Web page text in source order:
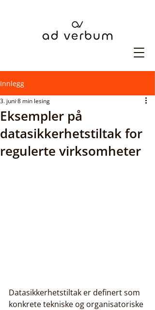
Innlegg
Eksempler på
datasikkerhetstiltak for
regulerte virksomheter
3. juni 8 min lesing
Datasikkerhetstiltak er definert som
konkrete tekniske og organisatoriske